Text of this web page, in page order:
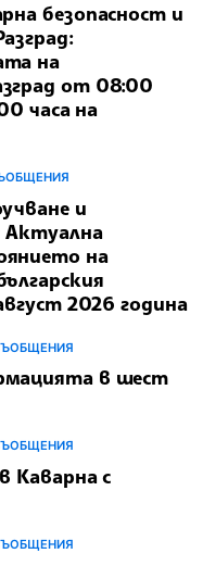
безопасност и
на
от 08:00
часа на
и
Актуална
на
2026 година
в шест
Каварна с